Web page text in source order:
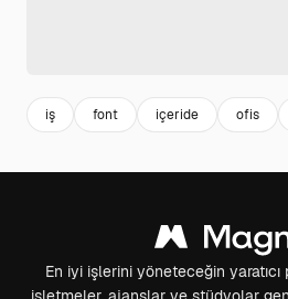
iş font içeride ofis
En iyi işlerini yöneteceğin